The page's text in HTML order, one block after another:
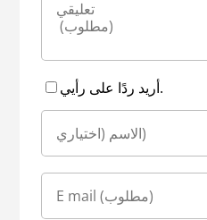
أريد ردًا على رأيي.